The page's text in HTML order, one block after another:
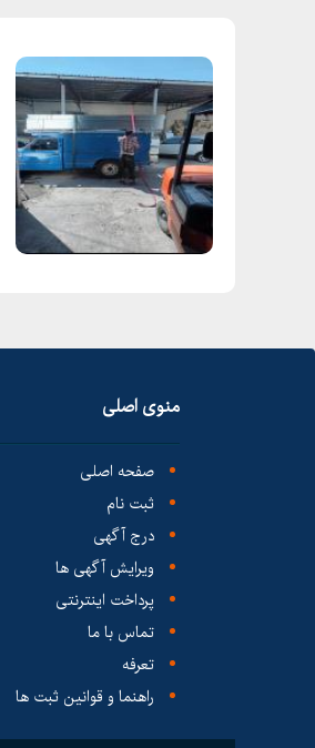
منوی اصلی
صفحه اصلی
ثبت نام
درج آگهی
ویرایش آگهی ها
پرداخت اینترنتی
تماس با ما
تعرفه
راهنما و قوانین ثبت ها